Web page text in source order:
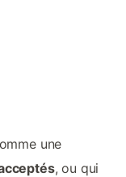
une
, ou qui